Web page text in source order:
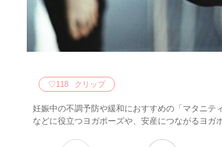
♡118 クリップ
妊娠中の不調予防や緩和におすすめの「マタニテ
などに役立つヨガポーズや、安産につながるヨガ